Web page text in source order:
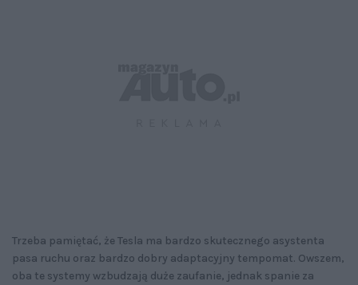
Trzeba pamiętać, że Tesla ma bardzo skutecznego asystenta
pasa ruchu oraz bardzo dobry adaptacyjny tempomat. Owszem,
oba te systemy wzbudzają duże zaufanie, jednak spanie za